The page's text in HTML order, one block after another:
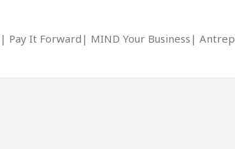
Pay It Forward MIND Your Business